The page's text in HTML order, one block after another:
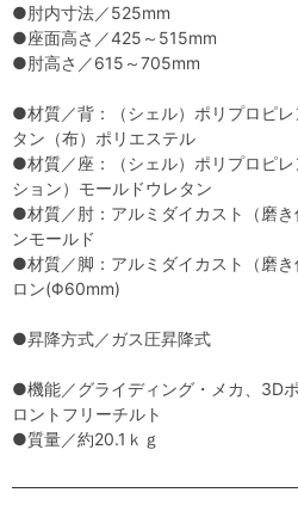
●肘内寸法／525mm
●座面高さ／425～515mm
●肘高さ／615～705mm
●材質／背：（シェル）ポリプロピ
タン（布）ポリエステル
●材質／座：（シェル）ポリプロピ
ション）モールドウレタン
●材質／肘：アルミダイカスト（磨
ンモールド
●材質／脚：アルミダイカスト（磨
ロン(Φ60mm)
●昇降方式／ガス圧昇降式
●機能／グライディング・メカ、3D
ロントフリーチルト
●質量／約20.1ｋｇ